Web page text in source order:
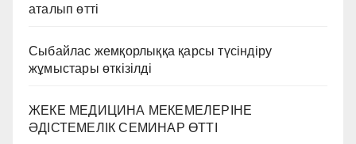
аталып өтті
Сыбайлас жемқорлыққа қарсы түсіндіру
жұмыстары өткізілді
ЖЕКЕ МЕДИЦИНА МЕКЕМЕЛЕРІНЕ
ӘДІСТЕМЕЛІК СЕМИНАР ӨТТІ